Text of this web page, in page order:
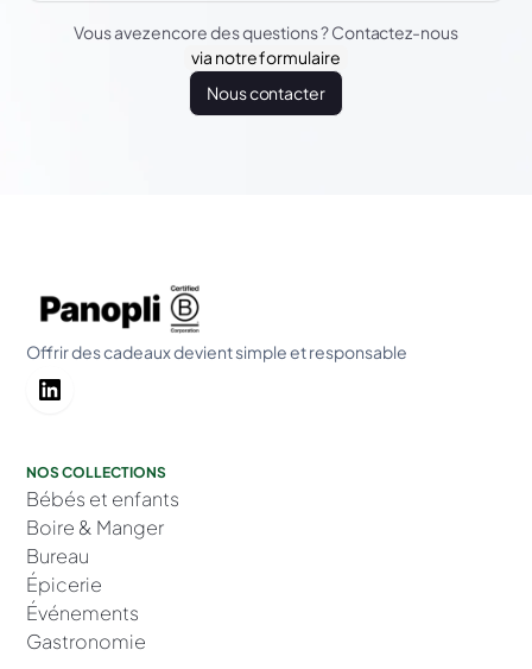
Vous avez encore des questions ? Contactez-nous
via notre formulaire
Nous contacter
Offrir des cadeaux devient simple et responsable
NOS COLLECTIONS
Bébés et enfants
Boire & Manger
Bureau
Épicerie
Événements
Gastronomie